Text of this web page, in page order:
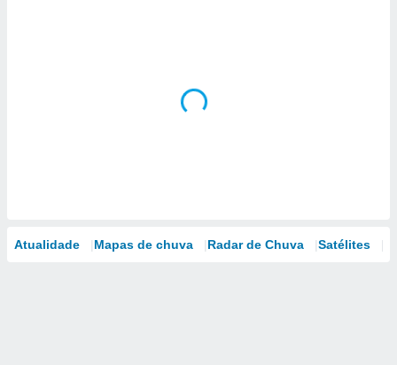
Atualidade Mapas de chuva Radar de Chuva Satélites